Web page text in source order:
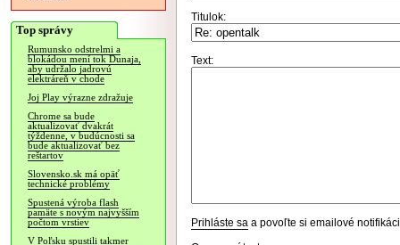
Top správy
Rumunsko odstrelmi a
blokádou mení tok Dunaja,
aby udržalo jadrovú
elektráreň v chode
Joj Play výrazne zdražuje
Chrome sa bude
aktualizovať dvakrát
týždenne, v budúcnosti sa
bude aktualizovať bez
reštartov
Slovensko.sk má opäť
technické problémy
Spustená výroba flash
pamäte s novým najvyšším
počtom vrstiev
V Poľsku spustili takmer
Titulok:
Text:
Prihláste sa a povoľte si emailové